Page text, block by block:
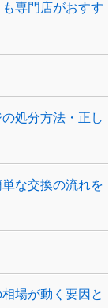
専門店がおすす
処分方法・正し
な交換の流れを
場が動く要因と